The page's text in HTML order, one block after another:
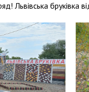
Львівська